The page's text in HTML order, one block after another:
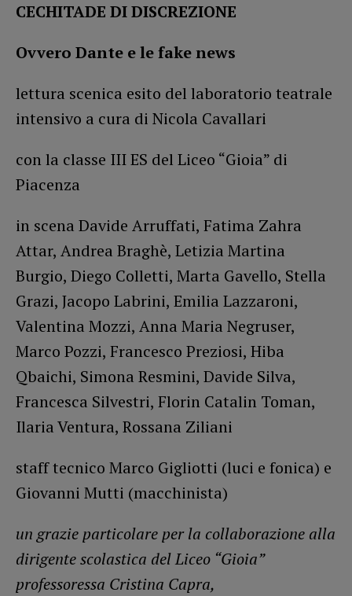
CECHITADE DI DISCREZIONE
Ovvero Dante e le fake news
lettura scenica esito del laboratorio teatrale
intensivo a cura di Nicola Cavallari
con la classe III ES del Liceo “Gioia” di
Piacenza
in scena Davide Arruffati, Fatima Zahra
Attar, Andrea Braghè, Letizia Martina
Burgio, Diego Colletti, Marta Gavello, Stella
Grazi, Jacopo Labrini, Emilia Lazzaroni,
Valentina Mozzi, Anna Maria Negruser,
Marco Pozzi, Francesco Preziosi, Hiba
Qbaichi, Simona Resmini, Davide Silva,
Francesca Silvestri, Florin Catalin Toman,
Ilaria Ventura, Rossana Ziliani
staff tecnico Marco Gigliotti (luci e fonica) e
Giovanni Mutti (macchinista)
un grazie particolare per la collaborazione alla
dirigente scolastica del Liceo “Gioia”
professoressa Cristina Capra,